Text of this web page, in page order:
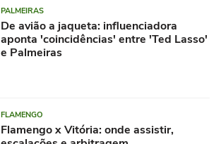
PALMEIRAS
De avião a jaqueta: influenciadora
aponta 'coincidências' entre 'Ted Lasso'
e Palmeiras
FLAMENGO
Flamengo x Vitória: onde assistir,